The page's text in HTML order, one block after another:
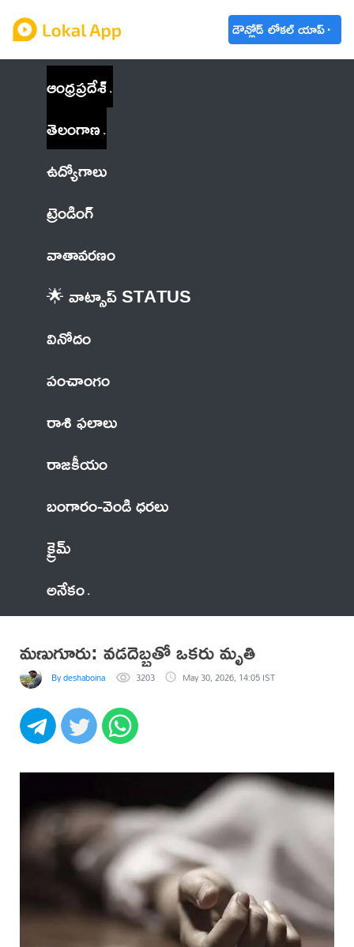
డౌన్లోడ్ లోకల్ యాప్
ఆంధ్రప్రదేశ్
తెలంగాణ
ఉద్యోగాలు
ట్రెండింగ్
వాతావరణం
🌟 వాట్సాప్ STATUS
వినోదం
పంచాంగం
రాశి ఫలాలు
రాజకీయం
బంగారం-వెండి ధరలు
క్రైమ్
అనేకం
మణుగూరు: వడదెబ్బతో ఒకరు మృతి
By deshaboina 3203 May 30, 2026, 14:05 IST